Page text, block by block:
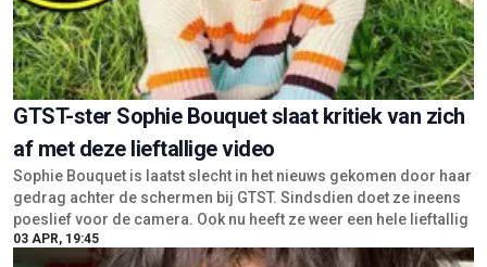
GTST-ster Sophie Bouquet slaat kritiek van zich
af met deze lieftallige video
Sophie Bouquet is laatst slecht in het nieuws gekomen door haar
gedrag achter de schermen bij GTST. Sindsdien doet ze ineens
poeslief voor de camera. Ook nu heeft ze weer een hele lieftallig
03 APR, 19:45